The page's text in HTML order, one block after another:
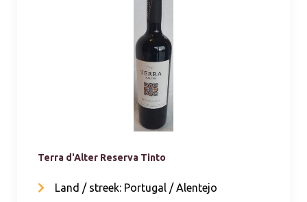
Terra d'Alter Reserva Tinto
Land / streek: Portugal / Alentejo